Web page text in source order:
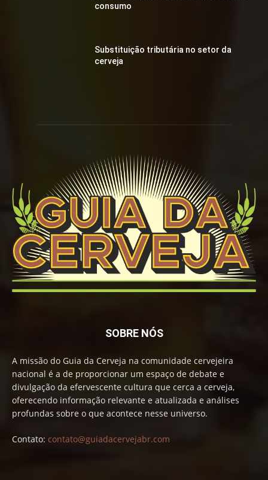
consumo
Substituição tributária no setor da
cerveja
SOBRE NÓS
A missão do Guia da Cerveja na comunidade cervejeira
nacional é a de proporcionar um espaço de debate e
divulgação da efervescente cultura que cerca a cerveja,
oferecendo informação relevante e atualizada e análises
profundas sobre o que acontece nesse universo.
Contato: contato@guiadacervejabr.com